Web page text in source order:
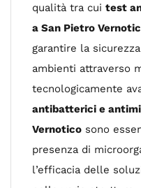
qualità tra cui test
a San Pietro
garantire la
ambienti attraverso
tecnologicamente
antibatterici e
Vernotico sono
presenza di
l’efficacia delle